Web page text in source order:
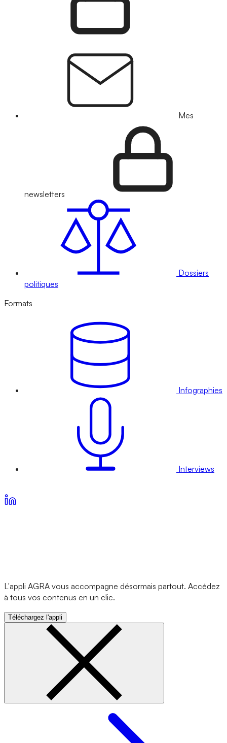
Mes
newsletters
Dossiers
politiques
Formats
Infographies
Interviews
L'appli AGRA vous accompagne désormais partout. Accédez
à tous vos contenus en un clic.
Téléchargez l'appli